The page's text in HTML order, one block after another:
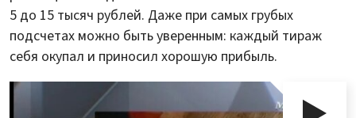
5 до 15 тысяч рублей. Даже при самых грубых
подсчетах можно быть уверенным: каждый тираж
себя окупал и приносил хорошую прибыль.